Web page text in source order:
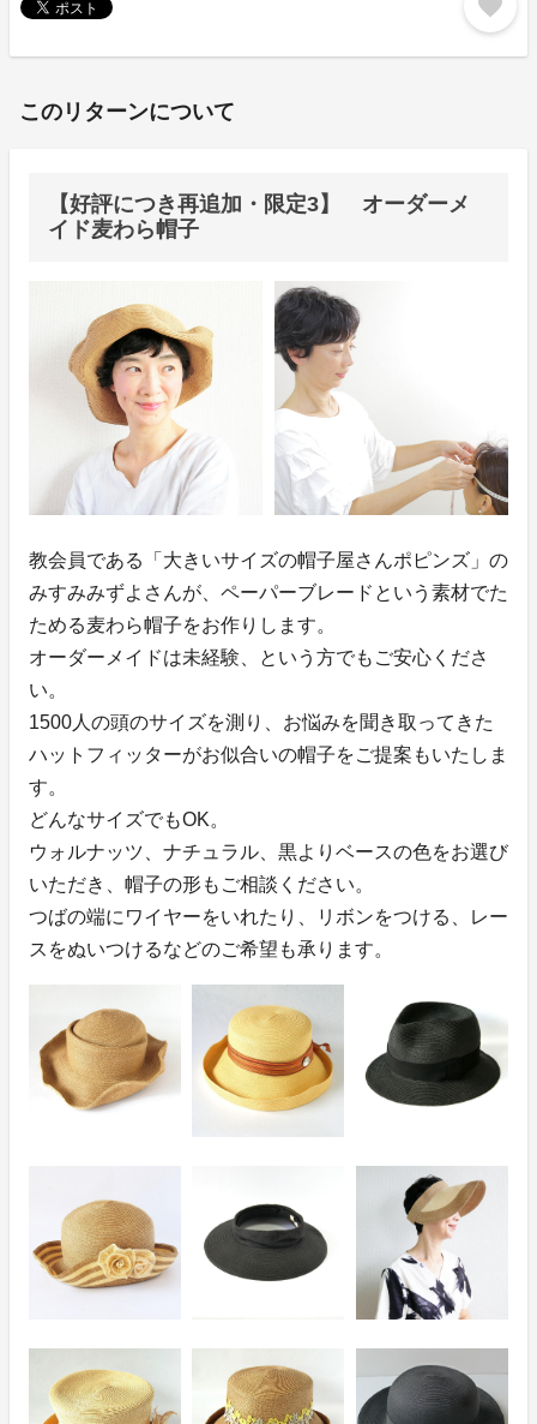
favorite
このリターンについて
【好評につき再追加・限定3】 オーダーメ
イド麦わら帽子
教会員である「大きいサイズの帽子屋さんポピンズ」の
みすみみずよさんが、ペーパーブレードという素材でた
ためる麦わら帽子をお作りします。
オーダーメイドは未経験、という方でもご安心くださ
い。
1500人の頭のサイズを測り、お悩みを聞き取ってきた
ハットフィッターがお似合いの帽子をご提案もいたしま
す。
どんなサイズでもOK。
ウォルナッツ、ナチュラル、黒よりベースの色をお選び
いただき、帽子の形もご相談ください。
つばの端にワイヤーをいれたり、リボンをつける、レー
スをぬいつけるなどのご希望も承ります。